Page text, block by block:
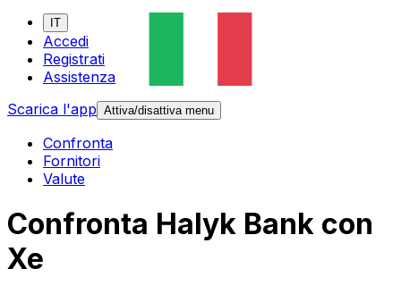
IT
Accedi
Registrati
Assistenza
Scarica l'app Attiva/disattiva menu
Confronta
Fornitori
Valute
Confronta Halyk Bank con
Xe